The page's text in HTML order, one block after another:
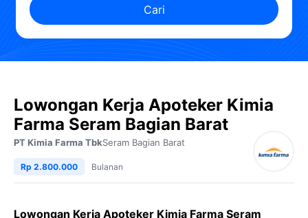
Cari
Lowongan Kerja Apoteker Kimia
Farma Seram Bagian Barat
PT Kimia Farma TbkSeram Bagian Barat
Rp 2.800.000 Bulanan
Lowongan Kerja Apoteker Kimia Farma Seram